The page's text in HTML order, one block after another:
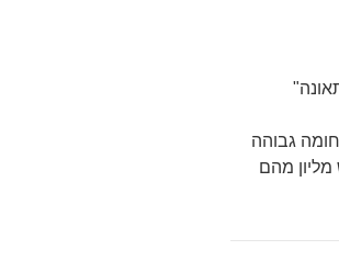
"התפיסה של הימין הישראלי היא ששהותם של הפלסטינים כאן היא סוג של תאונה
גבוהה
מליון מהם